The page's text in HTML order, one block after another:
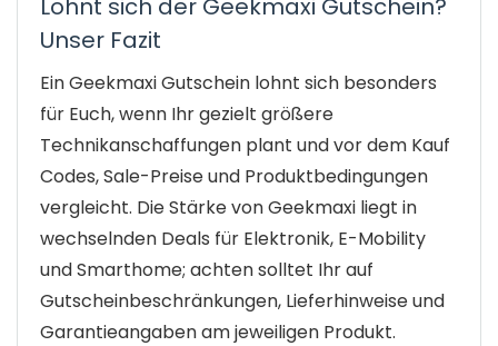
Lohnt sich der Geekmaxi Gutschein?
Unser Fazit
Ein Geekmaxi Gutschein lohnt sich besonders
für Euch, wenn Ihr gezielt größere
Technikanschaffungen plant und vor dem Kauf
Codes, Sale-Preise und Produktbedingungen
vergleicht. Die Stärke von Geekmaxi liegt in
wechselnden Deals für Elektronik, E-Mobility
und Smarthome; achten solltet Ihr auf
Gutscheinbeschränkungen, Lieferhinweise und
Garantieangaben am jeweiligen Produkt.